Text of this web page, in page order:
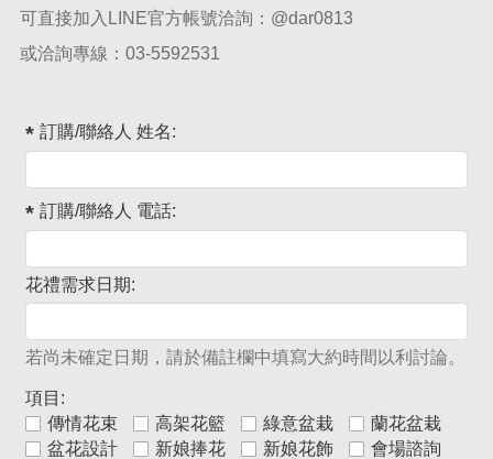
可直接加入LINE官方帳號洽詢： @dar0813
或洽詢專線： 03-5592531
訂購/聯絡人 姓名:
訂購/聯絡人 電話:
花禮需求日期:
若尚未確定日期，請於備註欄中填寫大約時間以利討論。
項目:
傳情花束
高架花籃 綠意盆栽
蘭花盆栽
盆花設計
新娘捧花 新娘花飾
會場諮詢